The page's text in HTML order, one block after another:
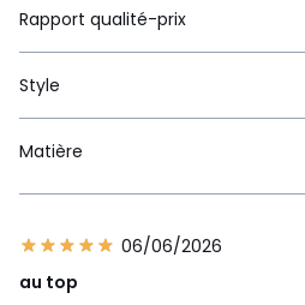
Rapport qualité-prix
Style
Matière
06/06/2026
au top